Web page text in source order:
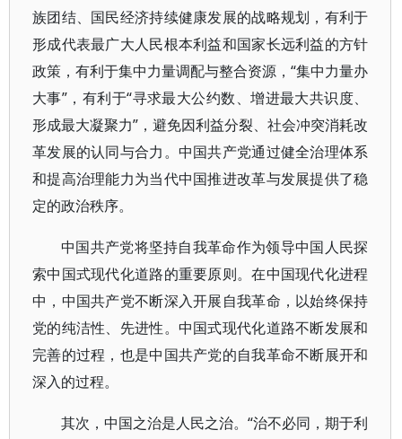
族团结、国民经济持续健康发展的战略规划，有利于
形成代表最广大人民根本利益和国家长远利益的方针
政策，有利于集中力量调配与整合资源，“集中力量办
大事”，有利于“寻求最大公约数、增进最大共识度、
形成最大凝聚力”，避免因利益分裂、社会冲突消耗改
革发展的认同与合力。中国共产党通过健全治理体系
和提高治理能力为当代中国推进改革与发展提供了稳
定的政治秩序。
中国共产党将坚持自我革命作为领导中国人民探
索中国式现代化道路的重要原则。在中国现代化进程
中，中国共产党不断深入开展自我革命，以始终保持
党的纯洁性、先进性。中国式现代化道路不断发展和
完善的过程，也是中国共产党的自我革命不断展开和
深入的过程。
其次，中国之治是人民之治。“治不必同，期于利